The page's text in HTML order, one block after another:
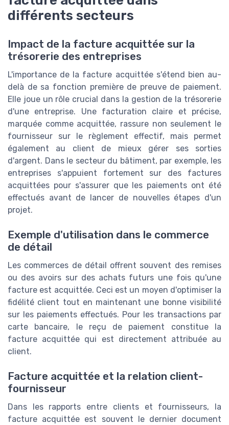
différents secteurs
Impact de la facture acquittée sur la
trésorerie des entreprises
L'importance de la facture acquittée s'étend bien au-
delà de sa fonction première de preuve de paiement.
Elle joue un rôle crucial dans la gestion de la trésorerie
d'une entreprise. Une facturation claire et précise,
marquée comme acquittée, rassure non seulement le
fournisseur sur le règlement effectif, mais permet
également au client de mieux gérer ses sorties
d'argent. Dans le secteur du bâtiment, par exemple, les
entreprises s'appuient fortement sur des factures
acquittées pour s'assurer que les paiements ont été
effectués avant de lancer de nouvelles étapes d'un
projet.
Exemple d'utilisation dans le commerce
de détail
Les commerces de détail offrent souvent des remises
ou des avoirs sur des achats futurs une fois qu'une
facture est acquittée. Ceci est un moyen d'optimiser la
fidélité client tout en maintenant une bonne visibilité
sur les paiements effectués. Pour les transactions par
carte bancaire, le reçu de paiement constitue la
facture acquittée qui est directement attribuée au
client.
Facture acquittée et la relation client-
fournisseur
Dans les rapports entre clients et fournisseurs, la
facture acquittée est souvent le dernier document